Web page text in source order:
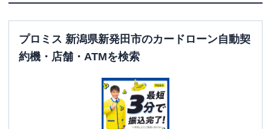
プロミス 新潟県新発田市のカードローン自動契
約機・店舗・ATMを検索